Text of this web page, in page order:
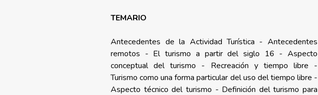
TEMARIO
Antecedentes de la Actividad Turística - Antecedentes
remotos - El turismo a partir del siglo 16 - Aspecto
conceptual del turismo - Recreación y tiempo libre -
Turismo como una forma particular del uso del tiempo libre -
Aspecto técnico del turismo - Definición del turismo para